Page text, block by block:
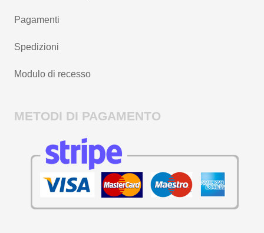
Pagamenti
Spedizioni
Modulo di recesso
METODI DI PAGAMENTO